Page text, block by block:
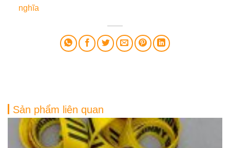
nghĩa
Sản phẩm liên quan